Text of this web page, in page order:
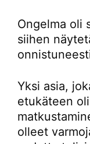
Ongelma oli
siihen
Yksi asia,
etukäteen
olleet